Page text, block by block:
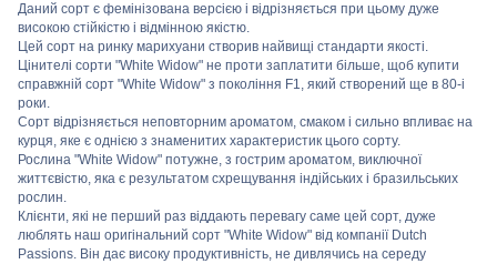
Даний сорт є фемінізована версією і відрізняється при цьому дуже
високою стійкістю і відмінною якістю.
Цей сорт на ринку марихуани створив найвищі стандарти якості.
Цінителі сорти "White Widow" не проти заплатити більше, щоб купити
справжній сорт "White Widow" з покоління F1, який створений ще в 80-і
роки.
Сорт відрізняється неповторним ароматом, смаком і сильно впливає на
курця, яке є однією з знаменитих характеристик цього сорту.
Рослина "White Widow" потужне, з гострим ароматом, виключної
життєвістю, яка є результатом схрещування індійських і бразильських
рослин.
Клієнти, які не перший раз віддають перевагу саме цей сорт, дуже
люблять наш оригінальний сорт "White Widow" від компанії Dutch
Passions. Він дає високу продуктивність, не дивлячись на середу